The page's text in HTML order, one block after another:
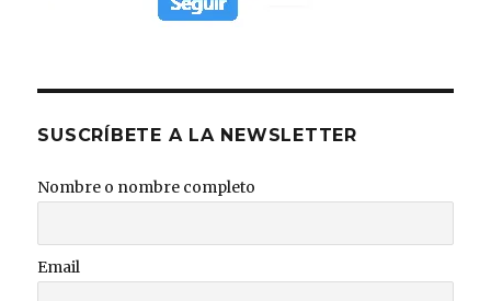
SUSCRÍBETE A LA NEWSLETTER
Nombre o nombre completo
Email